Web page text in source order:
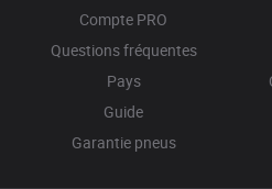
Compte PRO
Questions fréquentes
Pays
Guide
Garantie pneus